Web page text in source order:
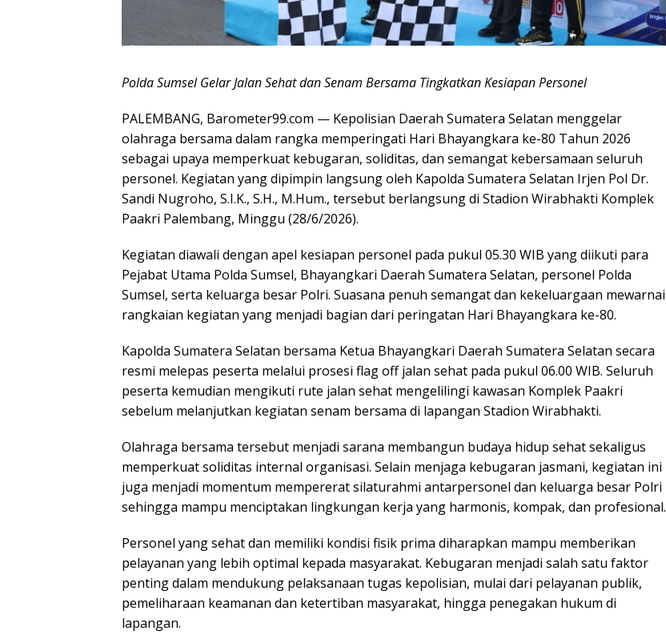
Polda Sumsel Gelar Jalan Sehat dan Senam Bersama Tingkatkan Kesiapan Personel
PALEMBANG, Barometer99.com — Kepolisian Daerah Sumatera Selatan menggelar
olahraga bersama dalam rangka memperingati Hari Bhayangkara ke-80 Tahun 2026
sebagai upaya memperkuat kebugaran, soliditas, dan semangat kebersamaan seluruh
personel. Kegiatan yang dipimpin langsung oleh Kapolda Sumatera Selatan Irjen Pol Dr.
Sandi Nugroho, S.I.K., S.H., M.Hum., tersebut berlangsung di Stadion Wirabhakti Komplek
Paakri Palembang, Minggu (28/6/2026).
Kegiatan diawali dengan apel kesiapan personel pada pukul 05.30 WIB yang diikuti para
Pejabat Utama Polda Sumsel, Bhayangkari Daerah Sumatera Selatan, personel Polda
Sumsel, serta keluarga besar Polri. Suasana penuh semangat dan kekeluargaan mewarnai
rangkaian kegiatan yang menjadi bagian dari peringatan Hari Bhayangkara ke-80.
Kapolda Sumatera Selatan bersama Ketua Bhayangkari Daerah Sumatera Selatan secara
resmi melepas peserta melalui prosesi flag off jalan sehat pada pukul 06.00 WIB. Seluruh
peserta kemudian mengikuti rute jalan sehat mengelilingi kawasan Komplek Paakri
sebelum melanjutkan kegiatan senam bersama di lapangan Stadion Wirabhakti.
Olahraga bersama tersebut menjadi sarana membangun budaya hidup sehat sekaligus
memperkuat soliditas internal organisasi. Selain menjaga kebugaran jasmani, kegiatan ini
juga menjadi momentum mempererat silaturahmi antarpersonel dan keluarga besar Polri
sehingga mampu menciptakan lingkungan kerja yang harmonis, kompak, dan profesional.
Personel yang sehat dan memiliki kondisi fisik prima diharapkan mampu memberikan
pelayanan yang lebih optimal kepada masyarakat. Kebugaran menjadi salah satu faktor
penting dalam mendukung pelaksanaan tugas kepolisian, mulai dari pelayanan publik,
pemeliharaan keamanan dan ketertiban masyarakat, hingga penegakan hukum di
lapangan.